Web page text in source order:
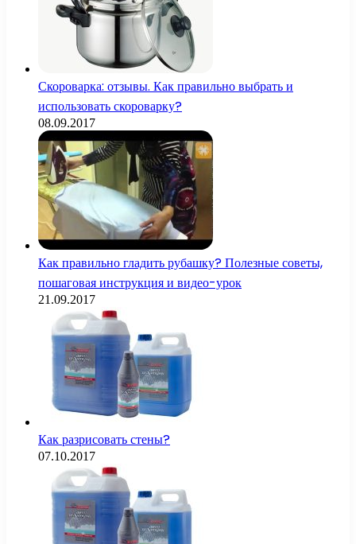
Скороварка: отзывы. Как правильно выбрать и
использовать скороварку?
08.09.2017
Как правильно гладить рубашку? Полезные советы,
пошаговая инструкция и видео-урок
21.09.2017
Как разрисовать стены?
07.10.2017